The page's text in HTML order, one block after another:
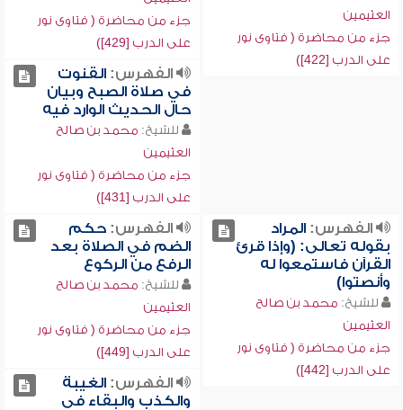
العثيمين
جزء من محاضرة ( فتاوى نور
على الدرب [422])
جزء من محاضرة ( فتاوى نور
على الدرب [429])
الفهرس:القنوت
في صلاة الصبح وبيان
حال الحديث الوارد فيه
للشيخ: محمد بن صالح
العثيمين
جزء من محاضرة ( فتاوى نور
على الدرب [431])
الفهرس:المراد
بقوله تعالى: (وإذا قرئ
القرآن فاستمعوا له
وأنصتوا)
للشيخ: محمد بن صالح
العثيمين
جزء من محاضرة ( فتاوى نور
على الدرب [442])
الفهرس:حكم
الضم في الصلاة بعد
الرفع من الركوع
للشيخ: محمد بن صالح
العثيمين
جزء من محاضرة ( فتاوى نور
على الدرب [449])
الفهرس:الغيبة
والكذب والبقاء في